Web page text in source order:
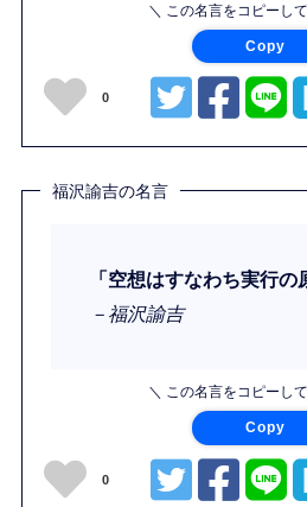
＼ この名言をコピーし
Copy
0
福沢諭吉の名言
「空想はすなわち実行の
－福沢諭吉
＼ この名言をコピーし
Copy
0